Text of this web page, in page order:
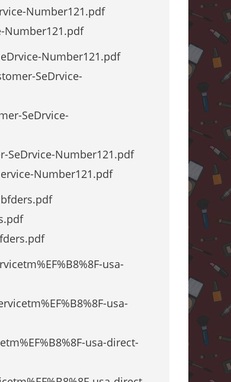
Number121.pdf
Number121.pdf
Number121.pdf
SeDrvice-
SeDrvice-
SeDrvice-Number121.pdf
Number121.pdf
usa-
usa-
usa-direct-